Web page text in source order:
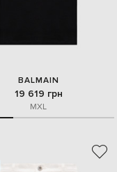
BALMAIN
19 619 грн
MXL